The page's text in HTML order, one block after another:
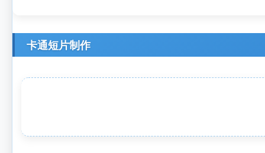
卡通短片制作